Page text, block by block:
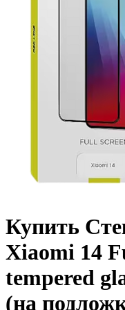
Купить
Xiaomi 14
tempered
(на